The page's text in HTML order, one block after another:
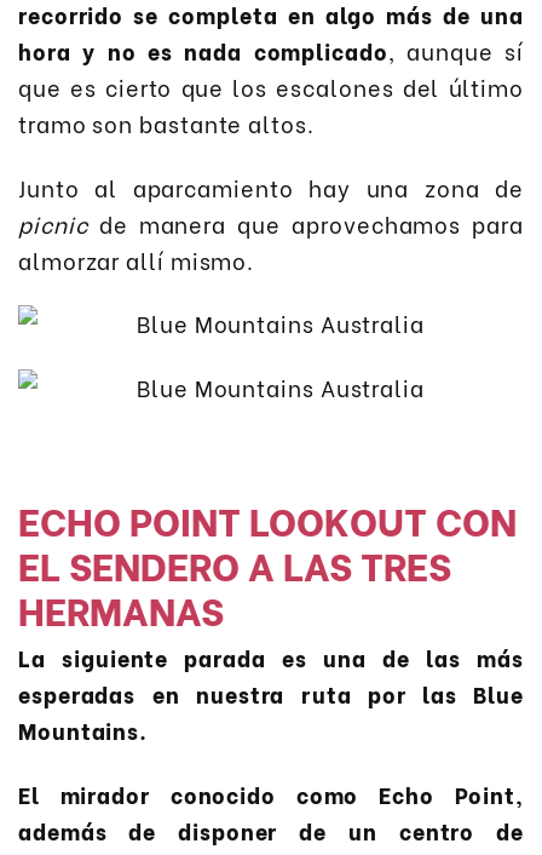
recorrido se completa en algo más de una
hora y no es nada complicado, aunque sí
que es cierto que los escalones del último
tramo son bastante altos.
Junto al aparcamiento hay una zona de
picnicde manera que aprovechamos para
almorzar allí mismo.
ECHO POINT LOOKOUT CON
EL SENDERO A LAS TRES
HERMANAS
La siguiente parada es una de las más
esperadas en nuestra ruta por las Blue
Mountains.
El mirador conocido como Echo Point,
además de disponer de un centro de